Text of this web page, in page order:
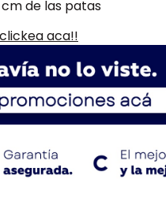
cm de las patas
aca!!